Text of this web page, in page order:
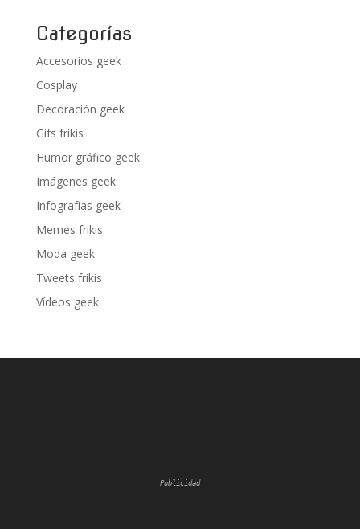
Categorías
Accesorios geek
Cosplay
Decoración geek
Gifs frikis
Humor gráfico geek
Imágenes geek
Infografías geek
Memes frikis
Moda geek
Tweets frikis
Vídeos geek
Publicidad